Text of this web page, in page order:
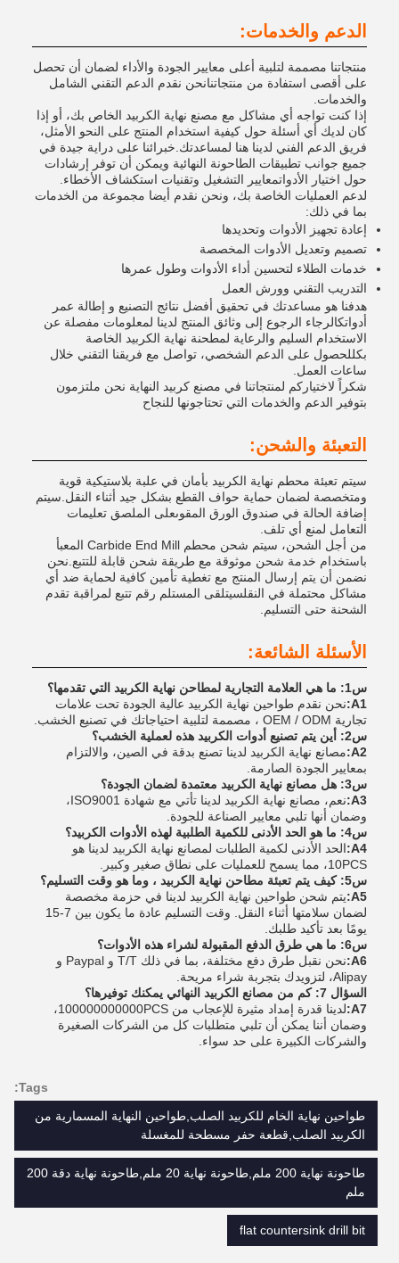
الدعم والخدمات:
منتجاتنا مصممة لتلبية أعلى معايير الجودة والأداء لضمان أن تحصل
على أقصى استفادة من منتجاتنانحن نقدم الدعم التقني الشامل
والخدمات.
إذا كنت تواجه أي مشاكل مع مصنع نهاية الكربيد الخاص بك، أو إذا
كان لديك أي أسئلة حول كيفية استخدام المنتج على النحو الأمثل،
فريق الدعم الفني لدينا هنا لمساعدتك.خبرائنا على دراية جيدة في
جميع جوانب تطبيقات الطاحونة النهائية ويمكن أن توفر إرشادات
حول اختيار الأدواتمعايير التشغيل وتقنيات استكشاف الأخطاء.
لدعم العمليات الخاصة بك، ونحن نقدم أيضا مجموعة من الخدمات
بما في ذلك:
إعادة تجهيز الأدوات وتحديدها
تصميم وتعديل الأدوات المخصصة
خدمات الطلاء لتحسين أداء الأدوات وطول عمرها
التدريب التقني وورش العمل
هدفنا هو مساعدتك في تحقيق أفضل نتائج التصنيع و إطالة عمر
أدواتكالرجاء الرجوع إلى وثائق المنتج لدينا لمعلومات مفصلة عن
الاستخدام السليم والرعاية لمطحنة نهاية الكربيد الخاصة
بكللحصول على الدعم الشخصي، تواصل مع فريقنا التقني خلال
ساعات العمل.
شكراً لاختياركم لمنتجاتنا في مصنع كربيد النهاية نحن ملتزمون
بتوفير الدعم والخدمات التي تحتاجونها للنجاح
التعبئة والشحن:
سيتم تعبئة محطم نهاية الكربيد بأمان في علبة بلاستيكية قوية
ومتخصصة لضمان حماية حواف القطع بشكل جيد أثناء النقل.سيتم
إضافة الحالة في صندوق الورق المقوىعلى الملصق تعليمات
التعامل لمنع أي تلف.
من أجل الشحن، سيتم شحن محطم Carbide End Mill المعبأ
باستخدام خدمة شحن موثوقة مع طريقة شحن قابلة للتتبع.نحن
نضمن أن يتم إرسال المنتج مع تغطية تأمين كافية لحماية ضد أي
مشاكل محتملة في النقلسيتلقى المستلم رقم تتبع لمراقبة تقدم
الشحنة حتى التسليم.
الأسئلة الشائعة:
س1: ما هي العلامة التجارية لمطاحن نهاية الكربيد التي تقدمها؟
A1: نحن نقدم طواحين نهاية الكربيد عالية الجودة تحت علامات
تجارية OEM / ODM ، مصممة لتلبية احتياجاتك في تصنيع الخشب.
س2: أين يتم تصنيع أدوات الكربيد هذه لعملية الخشب؟
A2: مصانع نهاية الكربيد لدينا تصنع بدقة في الصين، والالتزام
بمعايير الجودة الصارمة.
س3: هل مصانع نهاية الكربيد معتمدة لضمان الجودة؟
A3:
نعم، مصانع نهاية الكربيد لدينا تأتي مع شهادة ISO9001،
وضمان أنها تلبي معايير الصناعة للجودة.
س4: ما هو الحد الأدنى للكمية الطلبية لهذه الأدوات الكربيد؟
A4: الحد الأدنى لكمية الطلبات لمصانع نهاية الكربيد لدينا هو
10PCS، مما يسمح للعمليات على نطاق صغير وكبير.
س5: كيف يتم تعبئة مطاحن نهاية الكربيد ، وما هو وقت التسليم؟
A5: يتم شحن طواحين نهاية الكربيد لدينا في حزمة مخصصة
لضمان سلامتها أثناء النقل. وقت التسليم عادة ما يكون بين 7-15
يومًا بعد تأكيد طلبك.
س6: ما هي طرق الدفع المقبولة لشراء هذه الأدوات؟
A6:
نحن نقبل طرق دفع مختلفة، بما في ذلك T/T و Paypal و
Alipay، لتزويدك بتجربة شراء مريحة.
السؤال 7: كم من مصانع الكربيد النهائي يمكنك توفيرها؟
A7:
لدينا قدرة إمداد مثيرة للإعجاب من 100000000000PCS،
وضمان أننا يمكن أن تلبي متطلبات كل من الشركات الصغيرة
والشركات الكبيرة على حد سواء.
Tags:
طواحين نهاية الخام للكربيد الصلب,طواحين النهاية المسمارية من
الكربيد الصلب,قطعة حفر مسطحة للمغسلة
طاحونة نهاية 200 ملم,طاحونة نهاية 20 ملم,طاحونة نهاية دقة 200
ملم
flat countersink drill bit